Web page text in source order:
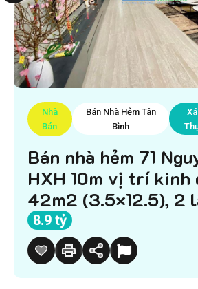
Nhà
Bán
Bán Nhà Hẻm Tân
Bình
Bán nhà hẻm 71
HXH 10m vị trí kinh
42m2 (3.5×12.5), 2
8.9 tỷ